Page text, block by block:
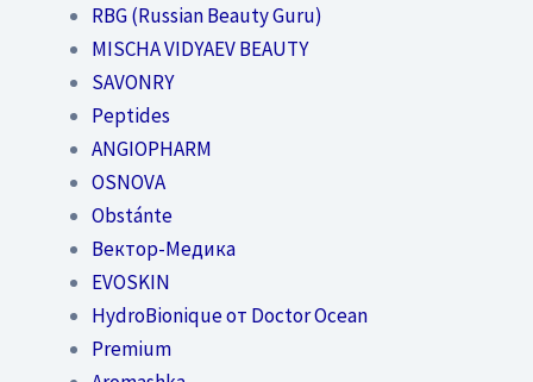
RBG (Russian Beauty Guru)
MISCHA VIDYAEV BEAUTY
SAVONRY
Peptides
ANGIOPHARM
OSNOVA
Obstánte
Вектор-Медика
EVOSKIN
HydroBionique от Doctor Ocean
Premium